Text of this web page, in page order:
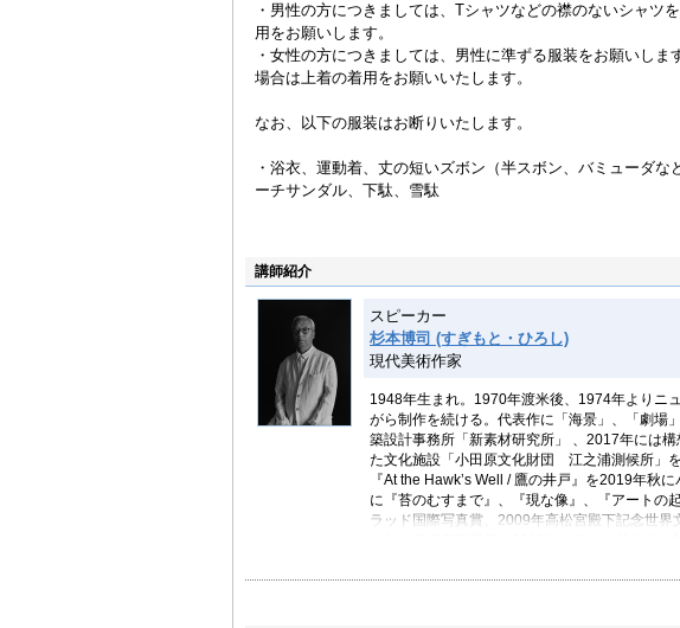
・男性の方につきましては、Tシャツなどの襟のないシャツ
用をお願いします。
・女性の方につきましては、男性に準ずる服装をお願いし
場合は上着の着用をお願いいたします。
なお、以下の服装はお断りいたします。
・浴衣、運動着、丈の短いズボン（半スボン、バミューダ
ーチサンダル、下駄、雪駄
講師紹介
スピーカー
杉本博司 (すぎもと・ひろし)
現代美術作家
1948年生まれ。1970年渡米後、1974年よりニ
がら制作を続ける。代表作に「海景」、「劇場
築設計事務所「新素材研究所」 、2017年には
た文化施設「小田原文化財団 江之浦測候所」
『At the Hawkʼs Well / 鷹の井戸』を2019年秋
に『苔のむすまで』、『現な像』、『アートの
ラッド国際写真賞、2009年高松宮殿下記念世界
年秋の紫綬褒章受章、2013年フランス芸術文化